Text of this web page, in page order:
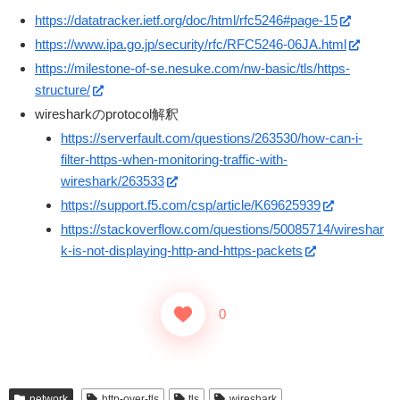
https://datatracker.ietf.org/doc/html/rfc5246#page-15
https://www.ipa.go.jp/security/rfc/RFC5246-06JA.html
https://milestone-of-se.nesuke.com/nw-basic/tls/https-
structure/
wiresharkのprotocol解釈
https://serverfault.com/questions/263530/how-can-i-
filter-https-when-monitoring-traffic-with-
wireshark/263533
https://support.f5.com/csp/article/K69625939
https://stackoverflow.com/questions/50085714/wireshar
k-is-not-displaying-http-and-https-packets
0